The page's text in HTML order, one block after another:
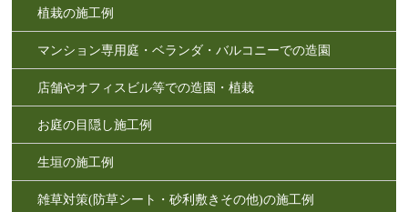
植栽の施工例
マンション専用庭・ベランダ・バルコニーでの造園
店舗やオフィスビル等での造園・植栽
お庭の目隠し施工例
生垣の施工例
雑草対策(防草シート・砂利敷きその他)の施工例